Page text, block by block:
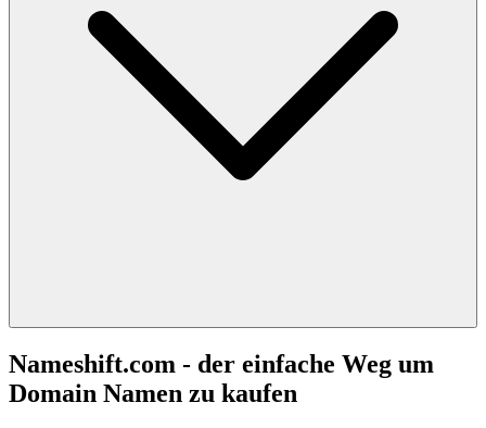
Nameshift.com - der einfache Weg um
Domain Namen zu kaufen